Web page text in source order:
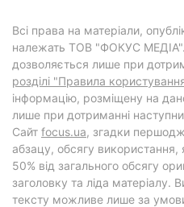
Всі права на матеріали,
належать ТОВ "ФОКУС МЕДІА".
дозволяється лише при
розділі "Правила
інформацію, розміщену на
лише при дотриманні
Cайт focus.ua, згадки
абзацу, обсягу
50% від загального обсягу
заголовку та ліда матеріалу.
тексту можливе лише за